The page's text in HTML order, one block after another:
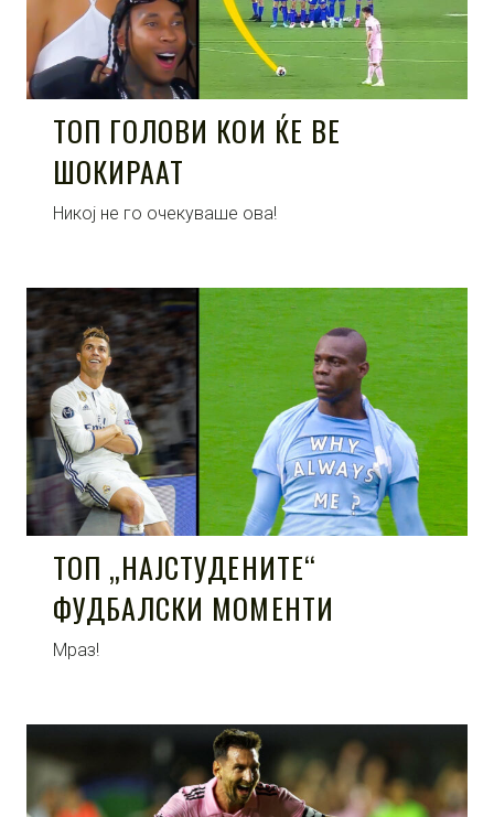
ТОП ГОЛОВИ КОИ ЌЕ ВЕ
ШОКИРААТ
Никој не го очекуваше ова!
ТОП „НАЈСТУДЕНИТЕ“
ФУДБАЛСКИ МОМЕНТИ
Мраз!